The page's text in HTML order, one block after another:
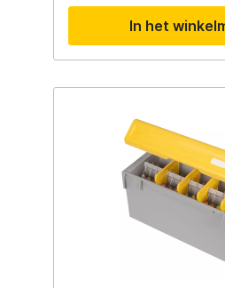
opgeborgen. De
maken het eenvoudig om
wat je nodig hebt. Ook
handig extern meshvak
netjes en klaar voor actie
In het